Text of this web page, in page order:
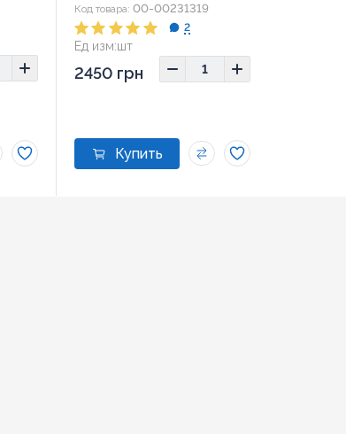
Код товара: 00-00231319
Ед изм:шт
2
2450 грн